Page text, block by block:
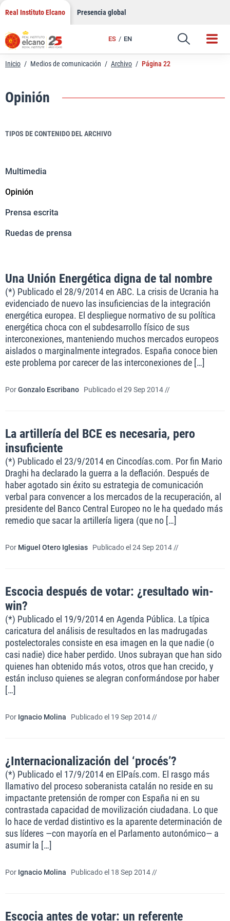
Saltar
contenido
Real Instituto Elcano Presencia global
ES EN
Inicio / Medios de comunicación / Archivo / Página 22
Opinión
TIPOS DE CONTENIDO DEL ARCHIVO
Multimedia
Opinión
Prensa escrita
Ruedas de prensa
Una Unión Energética digna de tal nombre
(*) Publicado el 28/9/2014 en ABC. La crisis de Ucrania ha
evidenciado de nuevo las insuficiencias de la integración
energética europea. El despliegue normativo de su política
energética choca con el subdesarrollo físico de sus
interconexiones, manteniendo muchos mercados europeos
aislados o marginalmente integrados. España conoce bien
este problema por carecer de las interconexiones de […]
PorGonzalo Escribano Publicado el 29 Sep 2014 //
La artillería del BCE es necesaria, pero
insuficiente
(*) Publicado el 23/9/2014 en Cincodías.com. Por fin Mario
Draghi ha declarado la guerra a la deflación. Después de
haber agotado sin éxito su estrategia de comunicación
verbal para convencer a los mercados de la recuperación, al
presidente del Banco Central Europeo no le ha quedado más
remedio que sacar la artillería ligera (que no […]
Por Miguel Otero Iglesias Publicado el 24 Sep 2014 //
Escocia después de votar: ¿resultado win-
win?
(*) Publicado el 19/9/2014 en Agenda Pública. La típica
caricatura del análisis de resultados en las madrugadas
postelectorales consiste en esa imagen en la que nadie (o
casi nadie) dice haber perdido. Unos subrayan que han sido
quienes han obtenido más votos, otros que han crecido, y
están incluso quienes se alegran conformándose por haber
[…]
Por Ignacio Molina Publicado el 19 Sep 2014 //
¿Internacionalización del ‘procés’?
(*) Publicado el 17/9/2014 en ElPaís.com. El rasgo más
llamativo del proceso soberanista catalán no reside en su
impactante pretensión de romper con España ni en su
contrastada capacidad de movilización ciudadana. Lo que
lo hace de verdad distintivo es la aparente determinación de
sus líderes —con mayoría en el Parlamento autonómico— a
asumir la […]
Por Ignacio Molina Publicado el 18 Sep 2014 //
Escocia antes de votar: un referente